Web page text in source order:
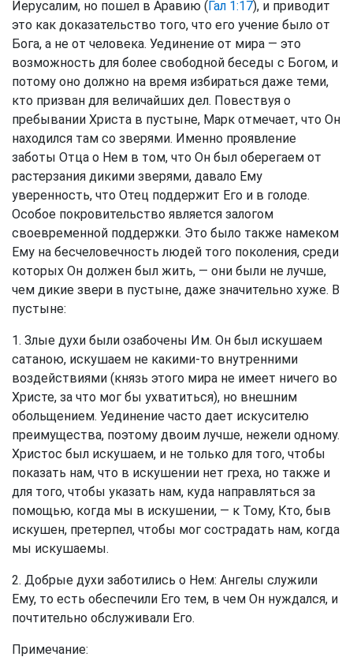
Иерусалим, но пошел в Аравию (Гал 1:17), и приводит
это как доказательство того, что его учение было от
Бога, а не от человека. Уединение от мира — это
возможность для более свободной беседы с Богом, и
потому оно должно на время избираться даже теми,
кто призван для величайших дел. Повествуя о
пребывании Христа в пустыне, Марк отмечает, что Он
находился там со зверями. Именно проявление
заботы Отца о Нем в том, что Он был оберегаем от
растерзания дикими зверями, давало Ему
уверенность, что Отец поддержит Его и в голоде.
Особое покровительство является залогом
своевременной поддержки. Это было также намеком
Ему на бесчеловечность людей того поколения, среди
которых Он должен был жить, — они были не лучше,
чем дикие звери в пустыне, даже значительно хуже. В
пустыне:
1. Злые духи были озабочены Им. Он был искушаем
сатаною, искушаем не какими-то внутренними
воздействиями (князь этого мира не имеет ничего во
Христе, за что мог бы ухватиться), но внешним
обольщением. Уединение часто дает искусителю
преимущества, поэтому двоим лучше, нежели одному.
Христос был искушаем, и не только для того, чтобы
показать нам, что в искушении нет греха, но также и
для того, чтобы указать нам, куда направляться за
помощью, когда мы в искушении, — к Тому, Кто, быв
искушен, претерпел, чтобы мог сострадать нам, когда
мы искушаемы.
2. Добрые духи заботились о Нем: Ангелы служили
Ему, то есть обеспечили Его тем, в чем Он нуждался, и
почтительно обслуживали Его.
Примечание: